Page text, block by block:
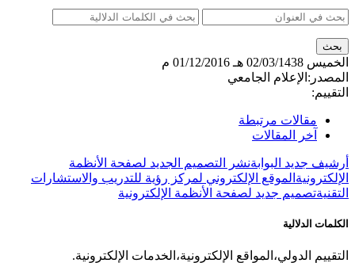
الخميس 02/03/1438 هـ
01/12/2016 م
المصدر: الإعلام الجامعي
التقييم:
مقالات مرتبطة
آخر المقالات
أرشيف جديد البوابةنشر التصميم الجديد لصفحة الأنظمة
الإلكترونية الموقع الإلكتروني لمركز رؤية للتدريب والاستشارات
التقنيةتصميم جديد لصفحة الأنظمة الإلكترونية
الكلمات الدلالية
التقييم الدولي،المواقع الإلكترونية،الخدمات الإلكترونية.